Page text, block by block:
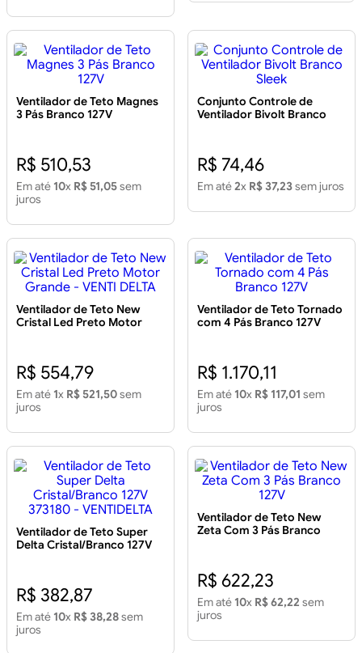
Ventilador de Teto Magnes
3 Pás Branco 127V
R$ 510,53
Em até 10x R$ 51,05sem
juros
Conjunto Controle de
Ventilador Bivolt Branco
R$ 74,46
Em até2x R$ 37,23sem juros
Ventilador de Teto New
Cristal Led Preto Motor
R$ 554,79
Em até 1x R$ 521,50sem
juros
Ventilador de Teto Tornado
com 4 Pás Branco 127V
R$ 1.170,11
Em até 10x R$ 117,01 sem
juros
Ventilador de Teto Super
Delta Cristal/Branco 127V
R$ 382,87
Em até 10x R$ 38,28sem
juros
Ventilador de Teto New
Zeta Com 3 Pás Branco
R$ 622,23
Em até 10x R$ 62,22 sem
juros